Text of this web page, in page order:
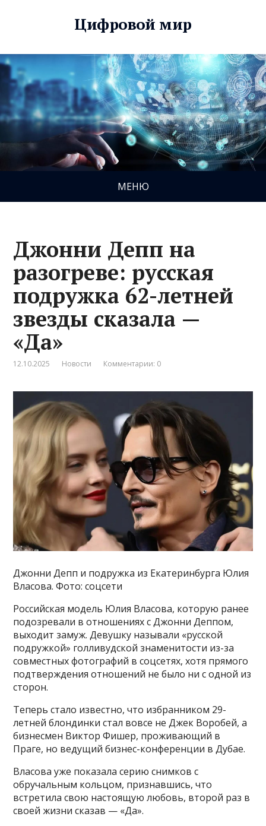
Цифровой мир
МЕНЮ
Джонни Депп на
разогреве: русская
подружка 62-летней
звезды сказала —
«Да»
12.10.2025 Новости Комментарии: 0
Джонни Депп и подружка из Екатеринбурга Юлия
Власова. Фото: соцсети
Российская модель Юлия Власова, которую ранее
подозревали в отношениях с Джонни Деппом,
выходит замуж. Девушку называли «русской
подружкой» голливудской знаменитости из-за
совместных фотографий в соцсетях, хотя прямого
подтверждения отношений не было ни с одной из
сторон.
Теперь стало известно, что избранником 29-
летней блондинки стал вовсе не Джек Воробей, а
бизнесмен Виктор Фишер, проживающий в
Праге, но ведущий бизнес-конференции в Дубае.
Власова уже показала серию снимков с
обручальным кольцом, признавшись, что
встретила свою настоящую любовь, второй раз в
своей жизни сказав — «Да».